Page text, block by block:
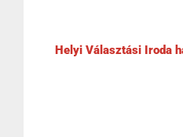
Helyi Választási Iroda